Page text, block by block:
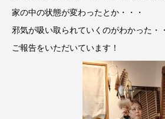
家の中の状態が変わったとか・・・
邪気が吸い取られていくのがわかった・
ご報告をいただいています！